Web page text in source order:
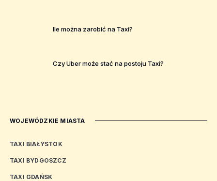
Ile można zarobić na Taxi?
Czy Uber może stać na postoju Taxi?
WOJEWÓDZKIE MIASTA
TAXI BIAŁYSTOK
TAXI BYDGOSZCZ
TAXI GDAŃSK